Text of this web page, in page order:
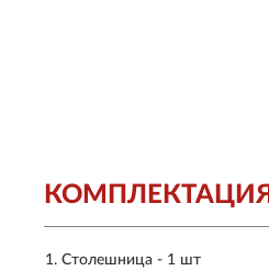
КОМПЛЕКТАЦИЯ
Столешница - 1 шт